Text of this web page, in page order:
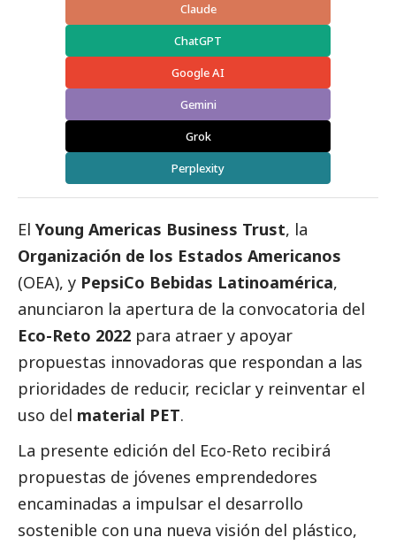
Claude
ChatGPT
Google AI
Gemini
Grok
Perplexity
El Young Americas Business Trust, la
Organización de los Estados Americanos
(OEA), y PepsiCo Bebidas Latinoamérica,
anunciaron la apertura de la convocatoria del
Eco-Reto 2022 para atraer y apoyar
propuestas innovadoras que respondan a las
prioridades de reducir, reciclar y reinventar el
uso del material PET.
La presente edición del Eco-Reto recibirá
propuestas de jóvenes emprendedores
encaminadas a impulsar el desarrollo
sostenible con una nueva visión del plástico,